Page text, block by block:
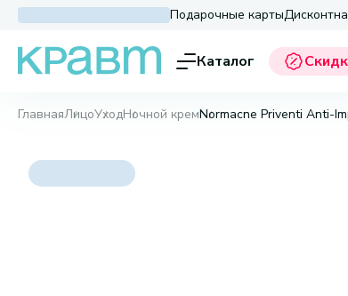
Подарочные карты
Каталог
ГлавнаяЛицоУходНочной кремNormacne Priventi Anti-